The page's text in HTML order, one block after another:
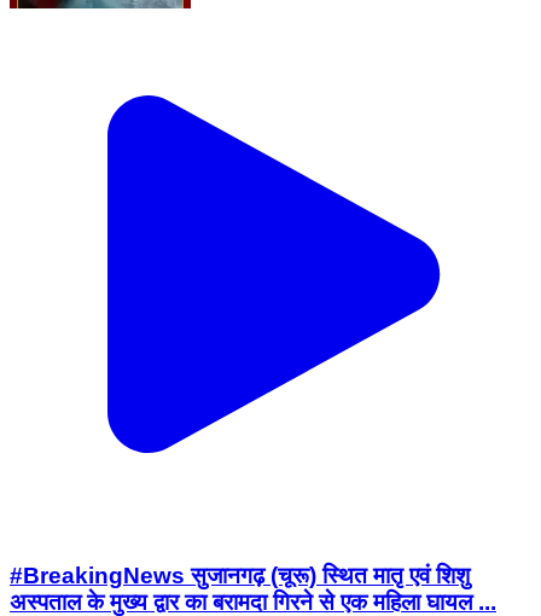
#BreakingNews सुजानगढ़ (चूरू) स्थित मातृ एवं शिशु
अस्पताल के मुख्य द्वार का बरामदा गिरने से एक महिला घायल ...